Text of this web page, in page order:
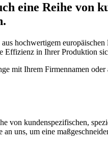
eine Reihe von
hochwertigem
Effizienz in Ihrer Produktion
mit Ihrem Firmennamen
von kundenspezifischen,
an uns, um eine